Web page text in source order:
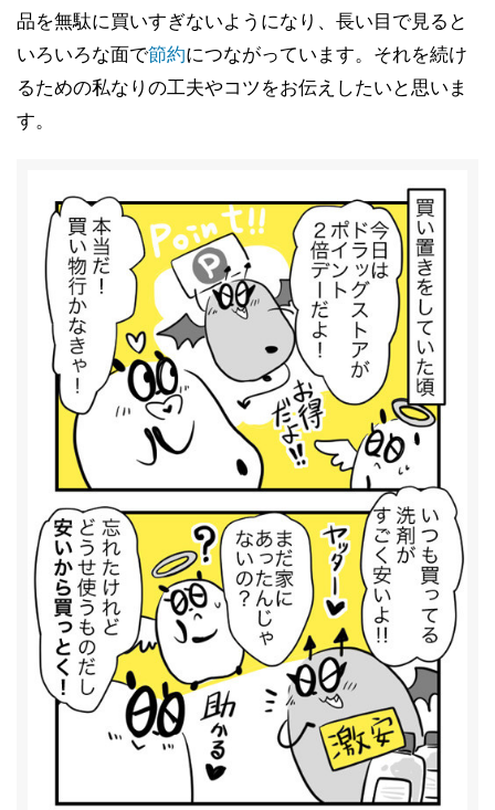
品を無駄に買いすぎないようになり、長い目で見ると
いろいろな面で節約につながっています。それを続け
るための私なりの工夫やコツをお伝えしたいと思いま
す。